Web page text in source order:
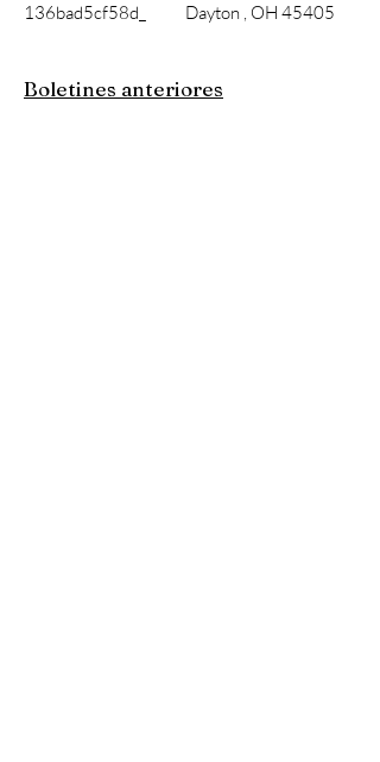
136bad5cf58d_ Dayton , OH 45405
Boletines anteriores